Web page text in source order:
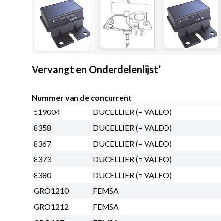
Vervangt en Onderdelenlijst’
Nummer van de concurrent
519004
DUCELLIER (= VALEO)
8358
DUCELLIER (= VALEO)
8367
DUCELLIER (= VALEO)
8373
DUCELLIER (= VALEO)
8380
DUCELLIER (= VALEO)
GRO1210
FEMSA
GRO1212
FEMSA